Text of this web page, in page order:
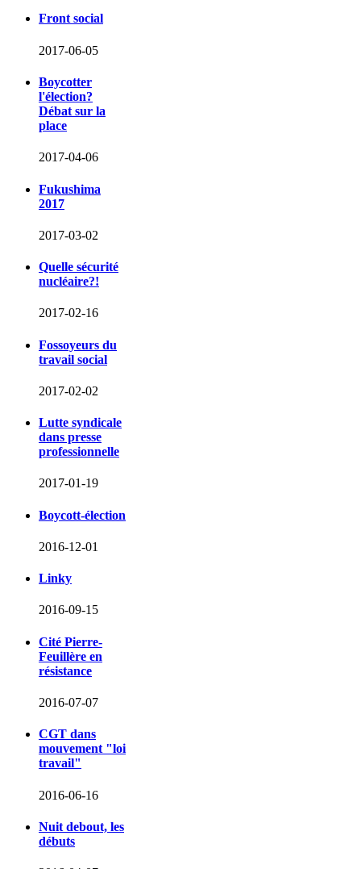
Front social
2017-06-05
Boycotter
l'élection?
Débat sur la
place
2017-04-06
Fukushima
2017
2017-03-02
Quelle sécurité
nucléaire?!
2017-02-16
Fossoyeurs du
travail social
2017-02-02
Lutte syndicale
dans presse
professionnelle
2017-01-19
Boycott-élection
2016-12-01
Linky
2016-09-15
Cité Pierre-
Feuillère en
résistance
2016-07-07
CGT dans
mouvement "loi
travail"
2016-06-16
Nuit debout, les
débuts